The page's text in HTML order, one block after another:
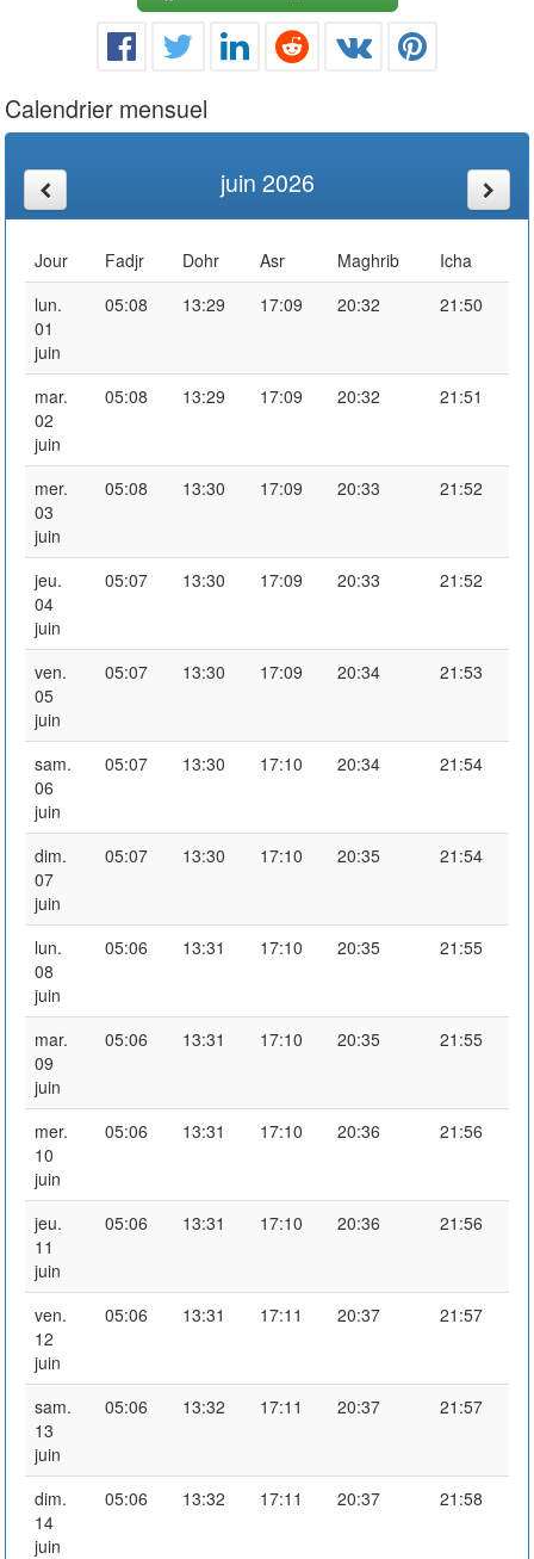
Calendrier mensuel
juin 2026
Jour Fadjr Dohr Asr Maghrib
Icha
lun.
01
juin
05:08 13:29 17:09 20:32 21:50
mar.
02
juin
05:08 13:29 17:09 20:32 21:51
mer.
03
juin
05:08 13:30 17:09 20:33 21:52
jeu.
04
juin
05:07 13:30 17:09 20:33 21:52
ven.
05
juin
05:07 13:30 17:09 20:34 21:53
sam.
06
juin
05:07 13:30 17:10 20:34 21:54
dim.
07
juin
05:07 13:30 17:10 20:35 21:54
lun.
08
juin
05:06 13:31 17:10 20:35 21:55
mar.
09
juin
05:06 13:31 17:10 20:35 21:55
mer.
10
juin
05:06 13:31 17:10 20:36 21:56
jeu.
11
juin
05:06 13:31 17:10 20:36 21:56
ven.
12
juin
05:06 13:31 17:11 20:37 21:57
sam.
13
juin
05:06 13:32 17:11 20:37 21:57
dim.
14
juin
05:06 13:32 17:11 20:37 21:58